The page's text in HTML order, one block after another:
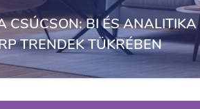
CSÚCSON: BI ÉS
TRENDEK TÜKRÉBEN